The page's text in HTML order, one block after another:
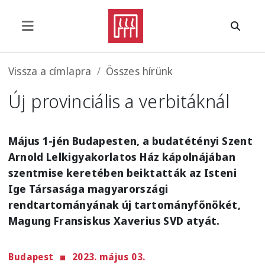
Morzsa
Vissza a címlapra Összes hírünk
Új provinciális a verbitáknál
Május 1-jén Budapesten, a budatétényi Szent
Arnold Lelkigyakorlatos Ház kápolnájában
szentmise keretében beiktatták az Isteni
Ige Társasága magyarországi
rendtartományának új tartományfőnökét,
Magung Fransiskus Xaverius SVD atyát.
Budapest 2023. május 03.